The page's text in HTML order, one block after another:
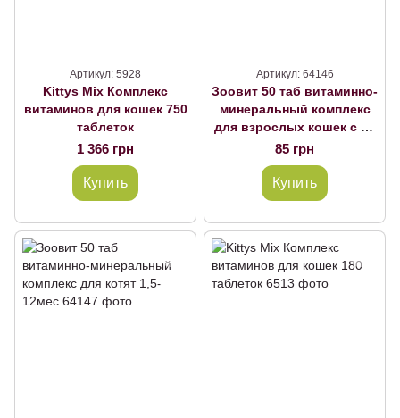
Артикул: 5928
Kittys Mix Комплекс
витаминов для кошек 750
таблеток
1 366 грн
Купить
Артикул: 64146
Зоовит 50 таб витаминно-
минеральный комплекс
для взрослых кошек с 12
мес
85 грн
Купить